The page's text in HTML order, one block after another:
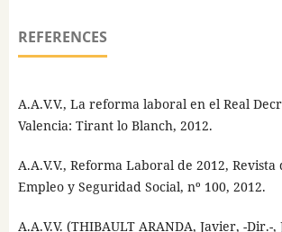
REFERENCES
A.A.V.V., La reforma laboral en el Real
Valencia: Tirant lo Blanch, 2012.
A.A.V.V., Reforma Laboral de 2012,
Empleo y Seguridad Social, nº 100, 2012.
A.A.V.V. (THIBAULT ARANDA, Javier, -Dir.-,